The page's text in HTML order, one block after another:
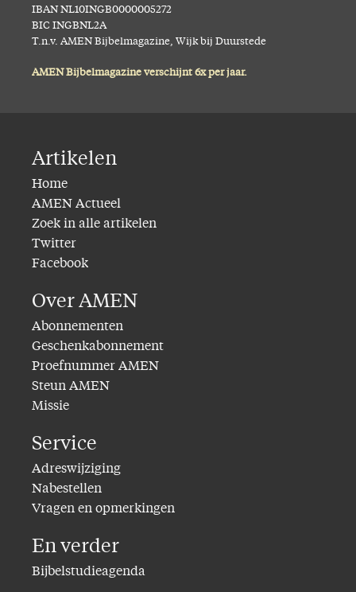
IBAN NL10INGB0000005272
BIC INGBNL2A
T.n.v. AMEN Bijbelmagazine, Wijk bij Duurstede
AMEN Bijbelmagazine verschijnt 6x per jaar.
Artikelen
Home
AMEN Actueel
Zoek in alle artikelen
Twitter
Facebook
Over AMEN
Abonnementen
Geschenkabonnement
Proefnummer AMEN
Steun AMEN
Missie
Service
Adreswijziging
Nabestellen
Vragen en opmerkingen
En verder
Bijbelstudieagenda